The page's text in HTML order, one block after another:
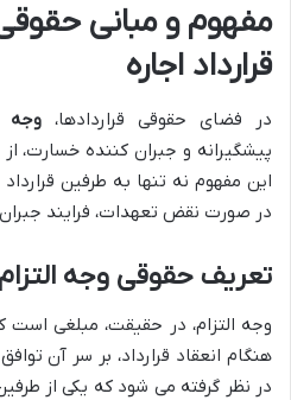
مفهوم و مبانی
قرارداد اجاره
در فضای حقوقی قراردادها، وجه
پیشگیرانه و جبران کننده خسارت،
این مفهوم نه تنها به طرفین
در صورت نقض تعهدات، فرایند
تعریف حقوقی وجه التزام
وجه التزام، در حقیقت، مبلغی است
هنگام انعقاد قرارداد، بر سر آن
در نظر گرفته می شود که یکی از